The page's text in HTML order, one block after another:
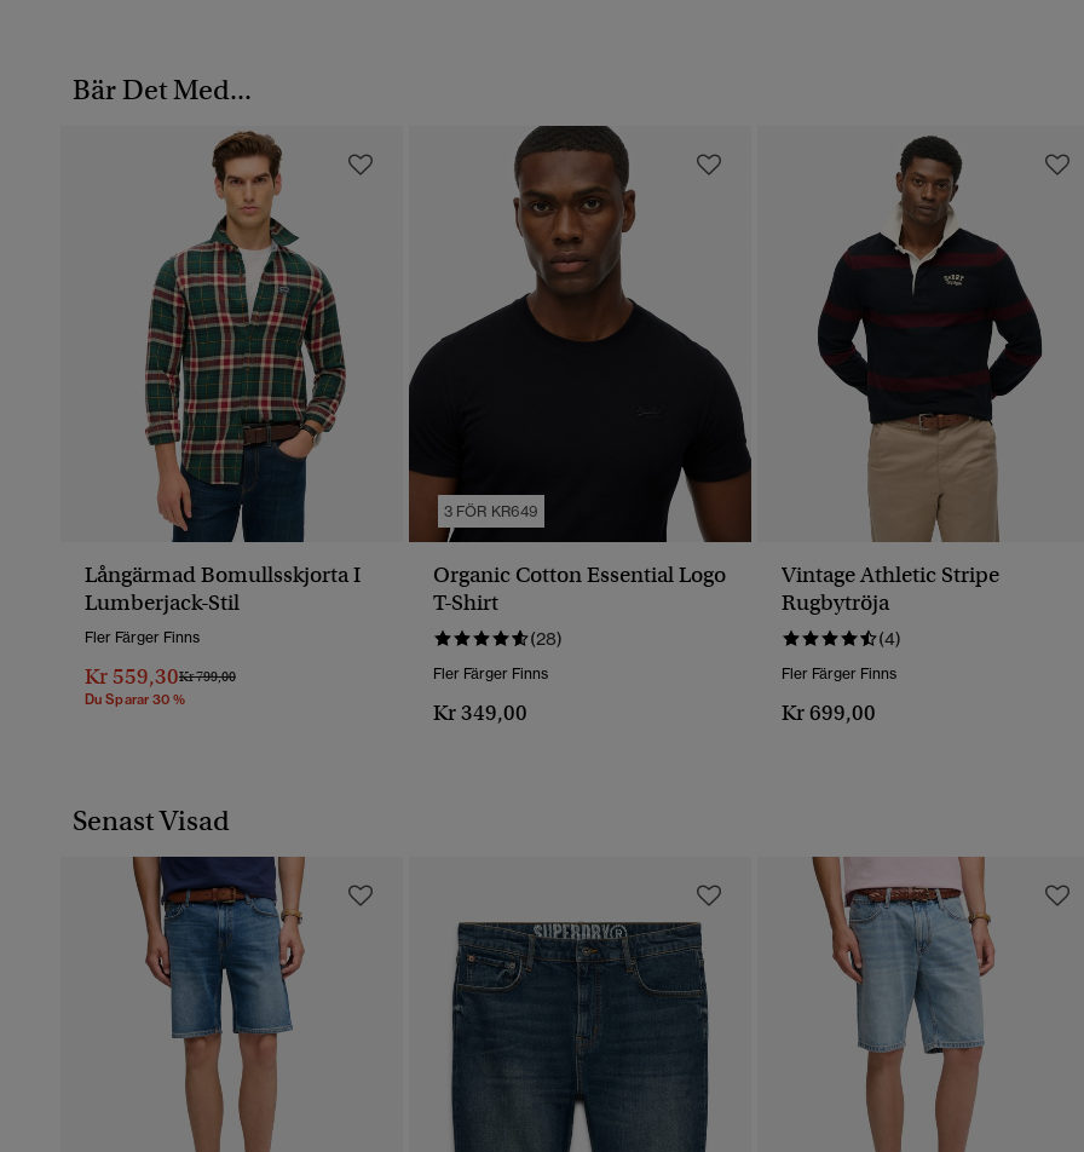
Bär Det Med...
Långärmad Bomullsskjorta I
Lumberjack-Stil
Fler Färger Finns
Kr 559,30Pris Reducerat Från
Kr 799,00Till
Du Sparar 30 %
3 FÖR KR649
Organic Cotton Essential Logo
T-Shirt
(28)
Fler Färger Finns
Kr 349,00
Vintage Athletic Stripe
Rugbytröja
(4)
Fler Färger Finns
Kr 699,00
Senast Visad